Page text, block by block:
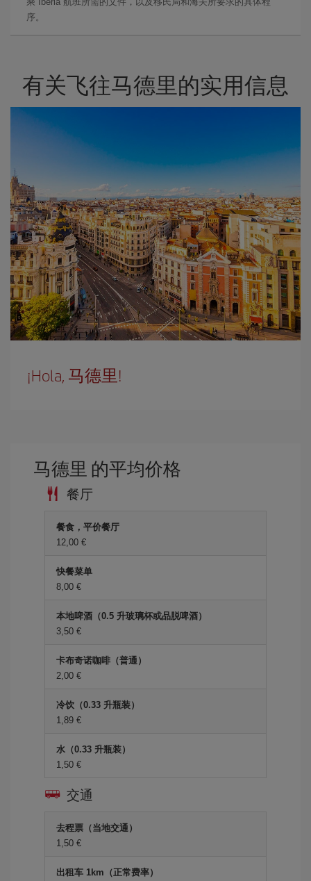
序。
有关飞往马德里的实用信息
¡Hola, 马德里!
马德里 的平均价格
餐厅
餐食，平价餐厅
12,00 €
快餐菜单
8,00 €
本地啤酒（0.5 升玻璃杯或品脱啤酒）
3,50 €
卡布奇诺咖啡（普通）
2,00 €
冷饮（0.33 升瓶装）
1,89 €
水（0.33 升瓶装）
1,50 €
交通
去程票（当地交通）
1,50 €
出租车 1km（正常费率）